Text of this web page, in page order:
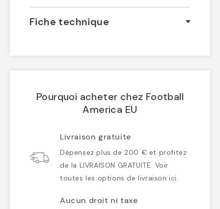
Fiche technique
Pourquoi acheter chez Football
America EU
Livraison gratuite
Dépensez plus de 200 € et profitez
de la LIVRAISON GRATUITE. Voir
toutes les options de livraisonici.
Aucun droit ni taxe